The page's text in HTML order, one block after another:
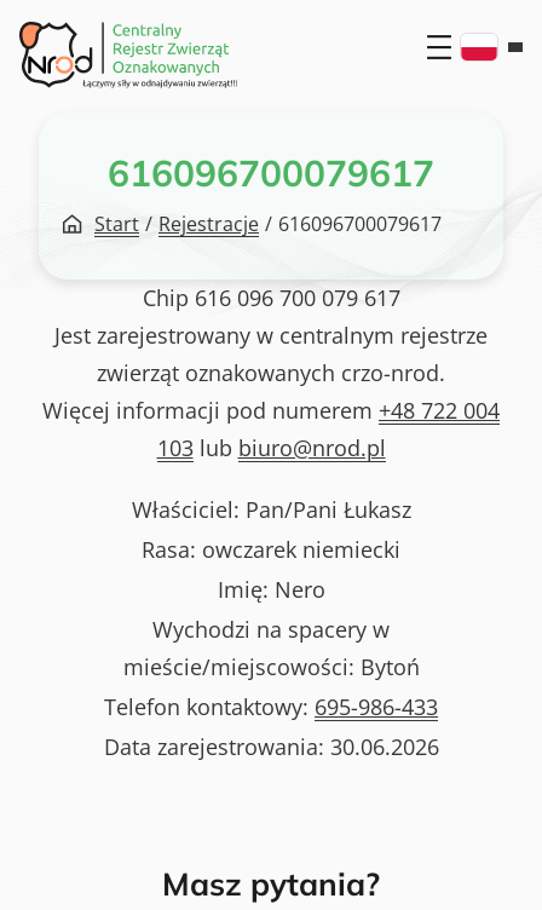
Przejdź
do
treści
616096700079617
Start / Rejestracje / 616096700079617
Chip 616 096 700 079 617
Jest zarejestrowany w centralnym rejestrze
zwierząt oznakowanych crzo-nrod.
Więcej informacji pod numerem +48 722 004
103lub biuro@nrod.pl
Właściciel: Pan/Pani Łukasz
Rasa: owczarek niemiecki
Imię: Nero
Wychodzi na spacery w
mieście/miejscowości: Bytoń
Telefon kontaktowy: 695-986-433
Data zarejestrowania: 30.06.2026
Masz pytania?